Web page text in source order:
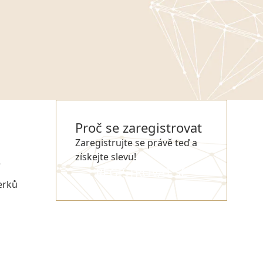
Proč se zaregistrovat
Zaregistrujte se právě teď a
získejte slevu!
REGISTROVAT SE